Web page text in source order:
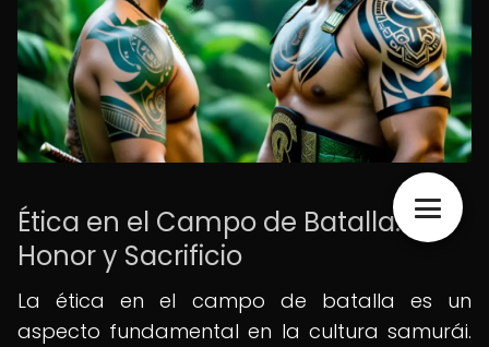
Ética en el Campo de Batalla:
Honor y Sacrificio
La ética en el campo de batalla es un
aspecto fundamental en la cultura samurái.